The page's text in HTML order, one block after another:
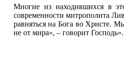
Многие из находившихся в
современности митрополита
равняться на Бога во Христе.
не от мира», – говорит Господь».